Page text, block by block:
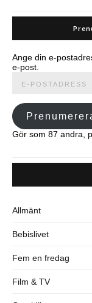
Ange din e-
e-post.
postadress
Gör som 87 andra,
Allmänt
Bebislivet
Fem en fredag
Film & TV